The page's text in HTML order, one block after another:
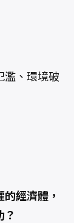
濫、環境破
經濟體，